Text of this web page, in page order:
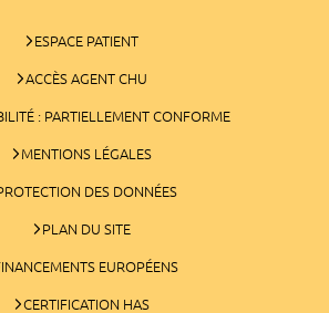
ESPACE PATIENT
ACCÈS AGENT CHU
: PARTIELLEMENT CONFORME
MENTIONS LÉGALES
DES DONNÉES
PLAN DU SITE
EUROPÉENS
CERTIFICATION HAS